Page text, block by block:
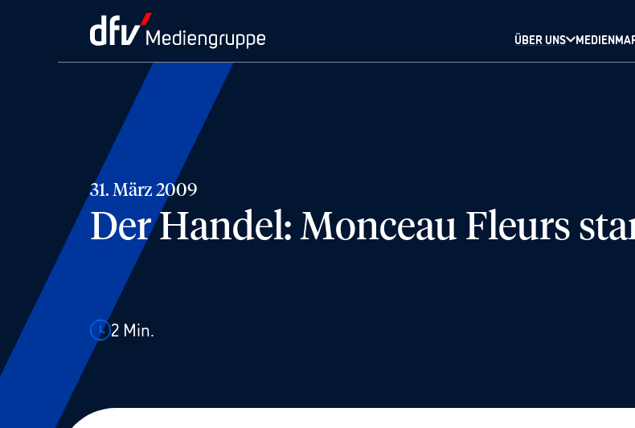
ÜBER UNS
31. März 2009
Der Handel: Monceau Fleurs
2 Min.